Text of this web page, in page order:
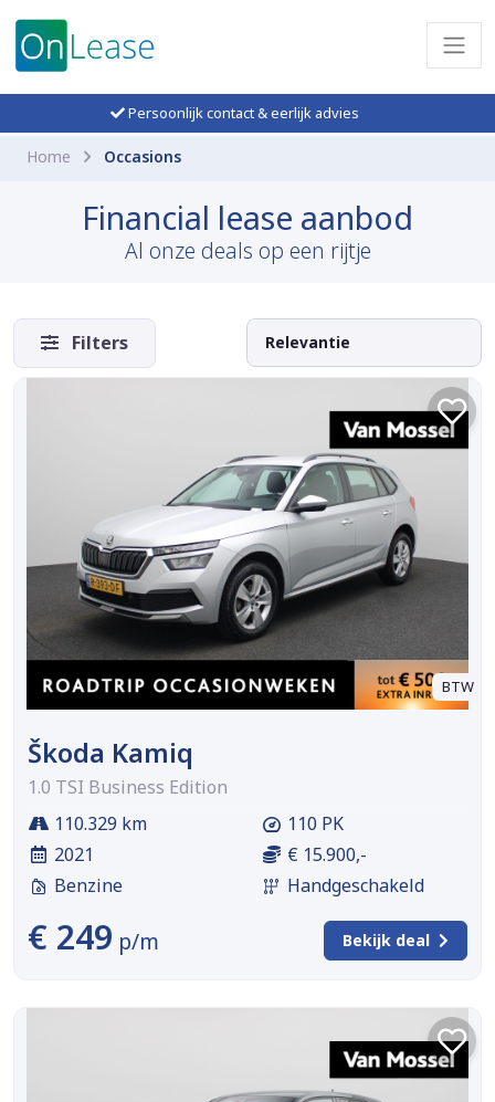
Persoonlijk contact & eerlijk advies
Home Occasions
Financial lease aanbod
Al onze deals op een rijtje
Filters
BTW
Škoda Kamiq
1.0 TSI Business Edition
110.329 km
2021
Benzine
110 PK
€ 15.900,-
Handgeschakeld
€ 249 p/m Bekijk deal